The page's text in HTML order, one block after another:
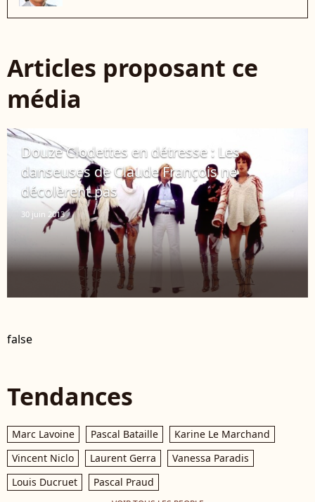
Articles proposant ce
média
Douze Clodettes en détresse : Les
danseuses de Claude François ne
décolèrent pas
30 juin 2013
false
Tendances
Marc Lavoine Pascal Bataille
Karine Le Marchand
Vincent Niclo
Laurent Gerra
Vanessa Paradis
Louis Ducruet
Pascal Praud